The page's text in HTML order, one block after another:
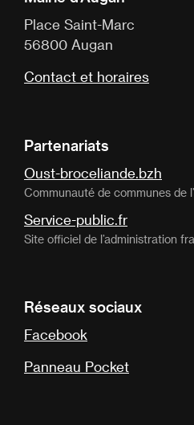
Place Saint-Marc
56800 Augan
Contact et horaires
Partenariats
Oust-broceliande.bzh
Communauté de communes de
Service-public.fr
Site officiel de l’administration
Réseaux sociaux
Facebook
Panneau Pocket